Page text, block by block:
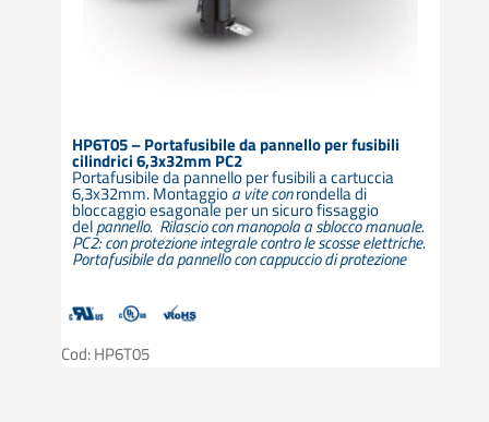
HP6T05 – Portafusibile da pannello per fusibili
cilindrici 6,3x32mm PC2
Portafusibile da pannello per fusibili a cartuccia
6,3x32mm. Montaggioa vite conrondella di
bloccaggio esagonale per un sicuro fissaggio
delpannello. Rilascio con manopola a sblocco manuale.
PC2: con protezione integrale contro le scosse elettriche.
Portafusibile da pannello con cappuccio di protezione
Cod: HP6T05